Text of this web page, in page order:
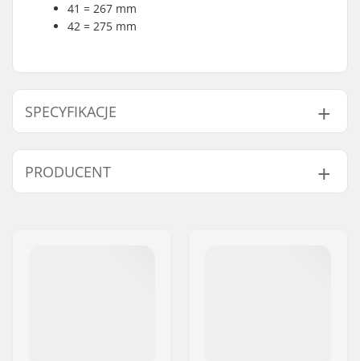
41 = 267 mm
42 = 275 mm
SPECYFIKACJE
Rodzaj buta:
One-piece, Soft
But - materiał:
Cechy wkładek:
Wbudowany
PRODUCENT